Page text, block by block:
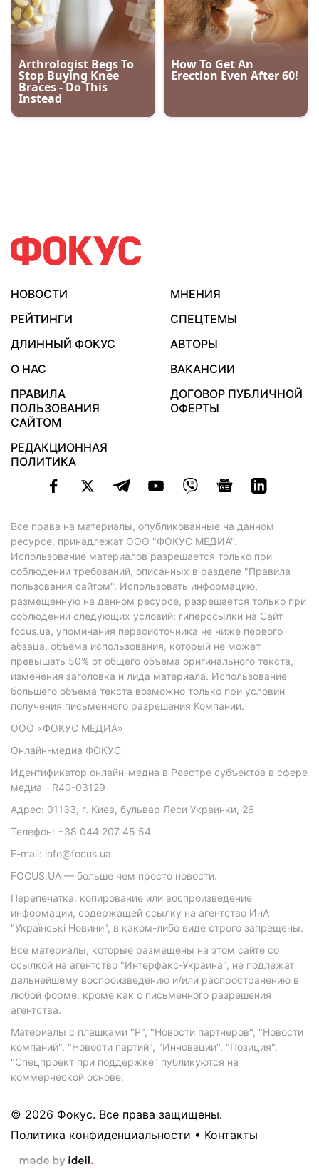
НОВОСТИ
МНЕНИЯ
РЕЙТИНГИ
СПЕЦТЕМЫ
ДЛИННЫЙ ФОКУС
АВТОРЫ
О НАС
ВАКАНСИИ
ПРАВИЛА
ПОЛЬЗОВАНИЯ
САЙТОМ
ДОГОВОР ПУБЛИЧНОЙ
ОФЕРТЫ
РЕДАКЦИОННАЯ
ПОЛИТИКА
Все права на материалы, опубликованные на данном
ресурсе, принадлежат ООО "ФОКУС МЕДИА".
Использование материалов разрешается только при
соблюдении требований, описанных в разделе "Правила
пользования сайтом". Использовать информацию,
размещенную на данном ресурсе, разрешается только при
соблюдении следующих условий: гиперссылки на Сайт
focus.ua, упоминания первоисточника не ниже первого
абзаца, объема использования, который не может
превышать 50% от общего объема оригинального текста,
изменения заголовка и лида материала. Использование
большего объема текста возможно только при условии
получения письменного разрешения Компании.
ООО «ФОКУС МЕДИА»
Онлайн-медиа ФОКУС
Идентификатор онлайн-медиа в Реестре субъектов в сфере
медиа - R40-03129
Адрес: 01133, г. Киев, бульвар Леси Украинки, 26
Телефон: +38 044 207 45 54
E-mail: info@focus.ua
FOCUS.UA — больше чем просто новости.
Перепечатка, копирование или воспроизведение
информации, содержащей ссылку на агентство ИнА
"Українські Новини", в каком-либо виде строго запрещены.
Все материалы, которые размещены на этом сайте со
ссылкой на агентство "Интерфакс-Украина", не подлежат
дальнейшему воспроизведению и/или распространению в
любой форме, кроме как с письменного разрешения
агентства.
Материалы с плашками "Р", "Новости партнеров", "Новости
компаний", "Новости партий", "Инновации", "Позиция",
"Спецпроект при поддержке" публикуются на
коммерческой основе.
© 2026 Фокус. Все права защищены.
Политика конфиденциальности • Контакты